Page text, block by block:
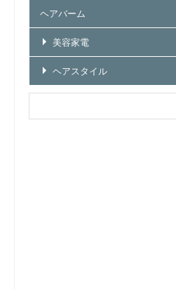
ヘアバーム
美容家電
ヘアスタイル